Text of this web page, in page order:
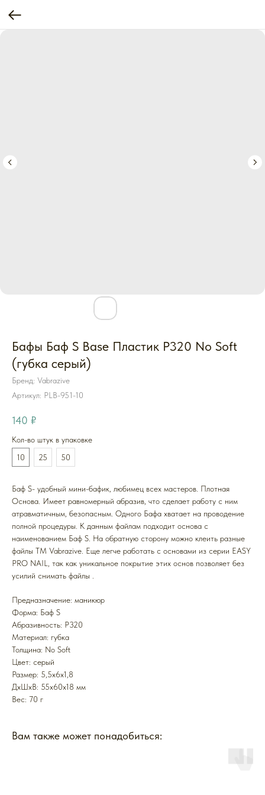
Бафы Баф S Base Пластик P320 No Soft
(губка серый)
Бренд: Vabrazive
Артикул: PLB-951-10
140 ₽
Кол-во штук в упаковке
10
25 50
Баф S- удобный мини-бафик, любимец всех мастеров. Плотная
Основа. Имеет равномерный абразив, что сделает работу с ним
атравматичным, безопасным. Одного Бафа хватает на проводение
полной процедуры. К данным файлам подходит основа с
наименованием Баф S. На обратную сторону можно клеить разные
файлы ТМ Vabrazive. Еще легче работать с основами из серии EASY
PRO NAIL, так как уникальное покрытие этих основ позволяет без
усилий снимать файлы .
Предназначение: маникюр
Форма: Баф S
Абразивность: P320
Mатериал: губка
Толщина: No Soft
Цвет: серый
Размер: 5,5х6х1,8
ДxШxВ: 55x60x18 мм
Вес: 70 г
Вам также может понадобиться: